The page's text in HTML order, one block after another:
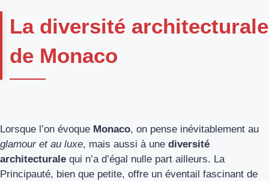
La diversité architecturale
de Monaco
Lorsque l’on évoque Monaco, on pense inévitablement au
glamour et au luxe, mais aussi à une diversité
architecturale qui n’a d’égal nulle part ailleurs. La
Principauté, bien que petite, offre un éventail fascinant de